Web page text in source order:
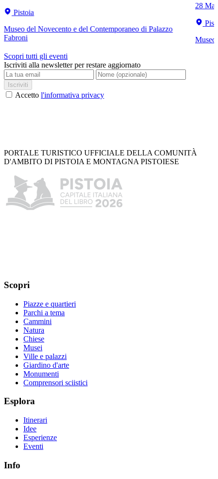
Pistoia
Museo del Novecento e del Contemporaneo di Palazzo
Fabroni
28
Museo
Scopri tutti gli eventi
Iscriviti alla newsletter per restare aggiornato
Iscriviti
Accetto l'informativa privacy
PORTALE TURISTICO UFFICIALE DELLA COMUNITÀ
D'AMBITO DI PISTOIA E MONTAGNA PISTOIESE
Scopri
Piazze e quartieri
Parchi a tema
Cammini
Natura
Chiese
Musei
Ville e palazzi
Giardino d'arte
Monumenti
Comprensori sciistici
Esplora
Itinerari
Idee
Esperienze
Eventi
Info